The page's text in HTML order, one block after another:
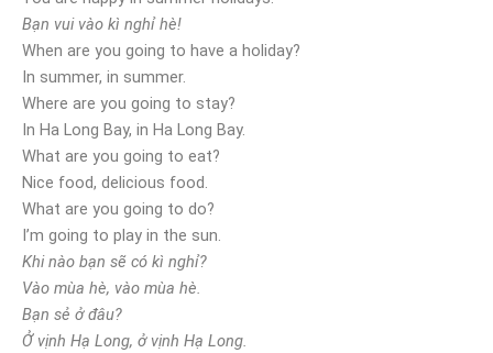
Bạn vui vào kì nghỉ hè!
When are you going to have a holiday?
In summer, in summer.
Where are you going to stay?
In Ha Long Bay, in Ha Long Bay.
What are you going to eat?
Nice food, delicious food.
What are you going to do?
I’m going to play in the sun.
Khi nào bạn sẽ có kì nghỉ?
Vào mùa hè, vào mùa hè.
Bạn sẻ ở đâu?
Ở vịnh Hạ Long, ở vịnh Hạ Long.